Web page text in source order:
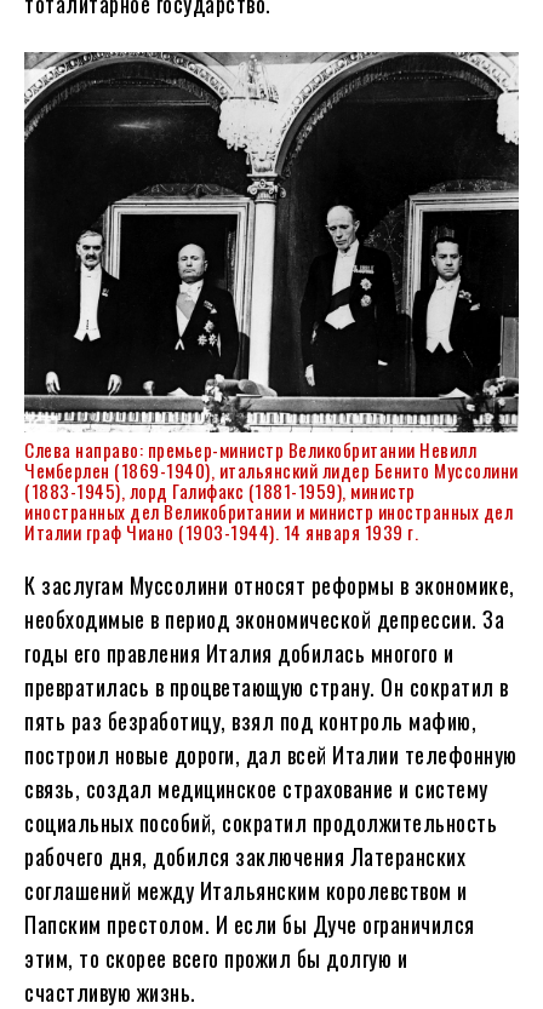
Слева направо: премьер-министр Великобритании Невилл
Чемберлен (1869-1940), итальянский лидер Бенито Муссолини
(1883-1945), лорд Галифакс (1881-1959), министр
иностранных дел Великобритании и министр иностранных дел
Италии граф Чиано (1903-1944). 14 января 1939 г.
К заслугам Муссолини относят реформы в экономике,
необходимые в период экономической депрессии. За
годы его правления Италия добилась многого и
превратилась в процветающую страну. Он сократил в
пять раз безработицу, взял под контроль мафию,
построил новые дороги, дал всей Италии телефонную
связь, создал медицинское страхование и систему
социальных пособий, сократил продолжительность
рабочего дня, добился заключения Латеранских
соглашений между Итальянским королевством и
Папским престолом. И если бы Дуче ограничился
этим, то скорее всего прожил бы долгую и
счастливую жизнь.